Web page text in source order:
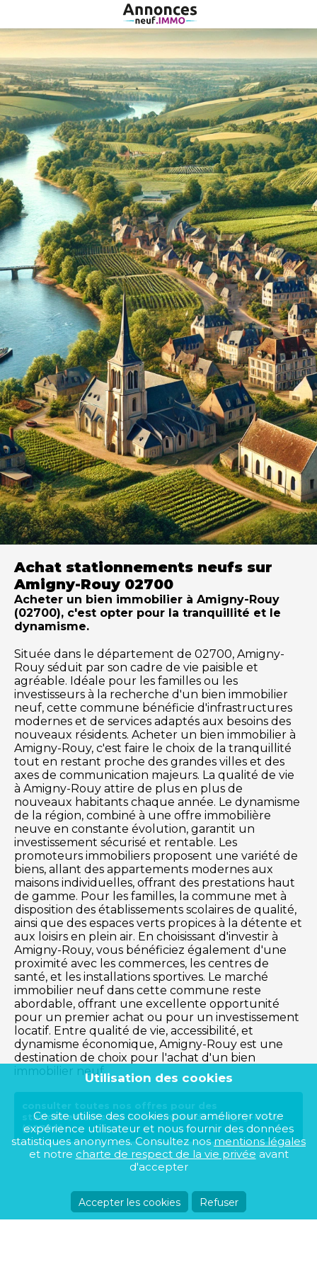
Achat stationnements neufs sur
Amigny-Rouy 02700
Acheter un bien immobilier à Amigny-Rouy
(02700), c'est opter pour la tranquillité et le
dynamisme.
Située dans le département de 02700, Amigny-
Rouy séduit par son cadre de vie paisible et
agréable. Idéale pour les familles ou les
investisseurs à la recherche d'un bien immobilier
neuf, cette commune bénéficie d'infrastructures
modernes et de services adaptés aux besoins des
nouveaux résidents. Acheter un bien immobilier à
Amigny-Rouy, c'est faire le choix de la tranquillité
tout en restant proche des grandes villes et des
axes de communication majeurs. La qualité de vie
à Amigny-Rouy attire de plus en plus de
nouveaux habitants chaque année. Le dynamisme
de la région, combiné à une offre immobilière
neuve en constante évolution, garantit un
investissement sécurisé et rentable. Les
promoteurs immobiliers proposent une variété de
biens, allant des appartements modernes aux
maisons individuelles, offrant des prestations haut
de gamme. Pour les familles, la commune met à
disposition des établissements scolaires de qualité,
ainsi que des espaces verts propices à la détente et
aux loisirs en plein air. En choisissant d'investir à
Amigny-Rouy, vous bénéficiez également d'une
proximité avec les commerces, les centres de
santé, et les installations sportives. Le marché
immobilier neuf dans cette commune reste
abordable, offrant une excellente opportunité
pour un premier achat ou pour un investissement
locatif. Entre qualité de vie, accessibilité, et
dynamisme économique, Amigny-Rouy est une
destination de choix pour l'achat d'un bien
immobilier neuf.
consulter toutes nos offres pour des
stationnements sur la commune de Amigny-Rouy
(02700)
Utilisation des cookies
Ce site utilise des cookies pour améliorer votre
expérience utilisateur et nous fournir des données
statistiques anonymes. Consultez nosmentions légales
et notre charte de respect de la vie privée avant
d'accepter
Accepter les cookies Refuser